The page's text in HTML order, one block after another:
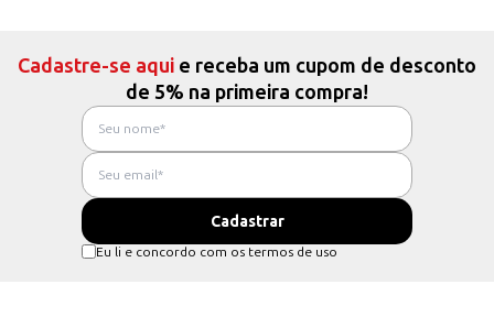
Cadastre-se aqui e receba um cupom de desconto
de 5% na primeira compra!
Eu li e concordo com os termos de uso